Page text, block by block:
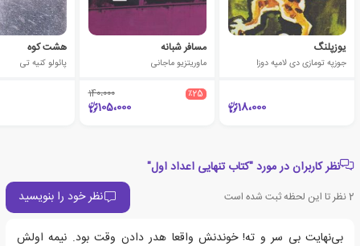
یوزپلنگ
جوزپه تومازی دی لامپه دوزا
18،000
مسافر شبانه
ماوریتزیو ماجانی
٪25 140،000
105،000
هشت کوه
پائولو کنیه تی
نظر کاربران در مورد "کتاب تنهایی اعداد اول"
2نظر تا این لحظه ثبت شده است نظر خود را بنویسید
بی‌نهایت بی سر و ته! خوندنش واقعا هدر دادن وقت بود. نیمه اولش